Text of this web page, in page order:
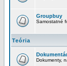
Groupbuy
Samostatné
Teória
Dokumenty,